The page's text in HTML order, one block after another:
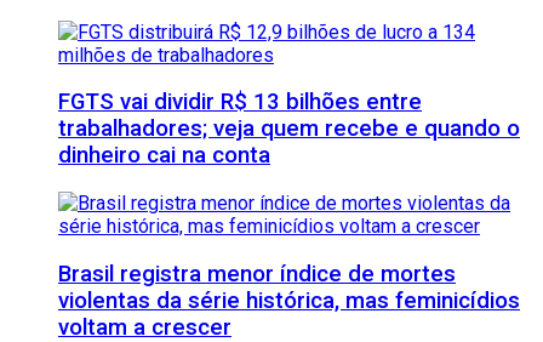
FGTS vai dividir R$ 13 bilhões entre
trabalhadores; veja quem recebe e quando o
dinheiro cai na conta
Brasil registra menor índice de mortes
violentas da série histórica, mas feminicídios
voltam a crescer